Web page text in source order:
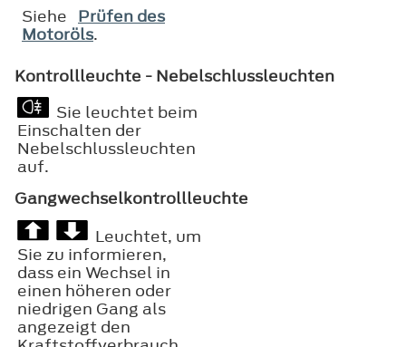
Siehe Prüfen des
Motoröls.
Kontrollleuchte - Nebelschlussleuchten
Sie leuchtet beim
Einschalten der
Nebelschlussleuchten
auf.
Gangwechselkontrollleuchte
Leuchtet, um
Sie zu informieren,
dass ein Wechsel in
einen höheren oder
niedrigen Gang als
angezeigt den